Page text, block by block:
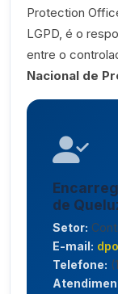
Protection
LGPD, é o
entre o
Nacional de
de
Setor:
E-mail:
Telefone: